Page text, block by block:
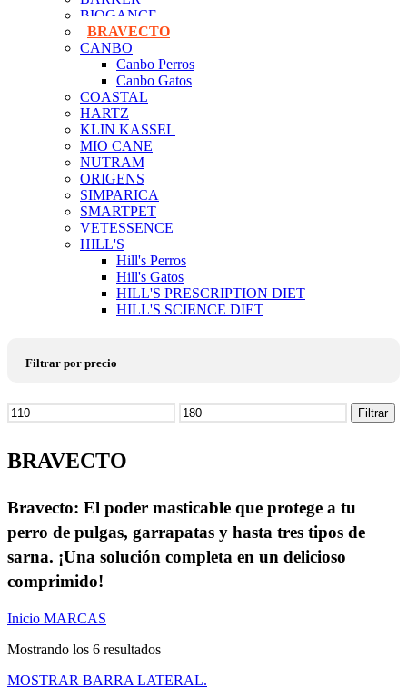
BIOGANCE
BRAVECTO
CANBO
Canbo Perros
Canbo Gatos
COASTAL
HARTZ
KLIN KASSEL
MIO CANE
NUTRAM
ORIGENS
SIMPARICA
SMARTPET
VETESSENCE
HILL'S
Hill's Perros
Hill's Gatos
HILL'S PRESCRIPTION DIET
HILL'S SCIENCE DIET
Filtrar por precio
Precio
mínimo
Filtrar
BRAVECTO
Bravecto: El poder masticable que protege a tu
perro de pulgas, garrapatas y hasta tres tipos de
sarna. ¡Una solución completa en un delicioso
comprimido!
Inicio MARCAS
Mostrando los 6 resultados
MOSTRAR BARRA LATERAL.